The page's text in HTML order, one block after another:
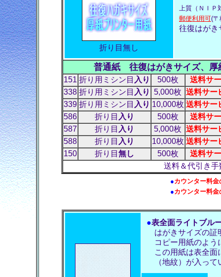
上質（ＮＩＰ
郵便利用可(〒
往復はが
折り目無し
普通紙 往復はがきサイズ、厚
151 折り用ミシン目 入り 500枚
送料サ
338 折り用ミシン目 入り 5,000枚 送料サー
339 折り用ミシン目 入り 10,000枚 送料サー
586
折り目 入り 500枚
送料サ
587
折り目 入り 5,000枚 送料サー
588
折り目 入り 10,000枚 送料サー
150
折り目 無し 500枚
送料サ
送料＆代引き手
●カウンター料金
●カウンター料金
●表全面ライトブル
はがきサイズの証
コピー用紙のよう
この用紙は表全面
（地紋）が入って